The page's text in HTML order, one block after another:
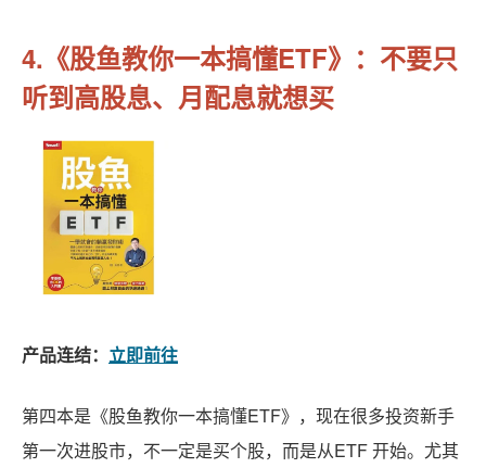
4.《股鱼教你一本搞懂ETF》：不要只
听到高股息、月配息就想买
产品连结： 立即前往
第四本是《股鱼教你一本搞懂ETF》，现在很多投资新手
第一次进股市，不一定是买个股，而是从ETF 开始。尤其